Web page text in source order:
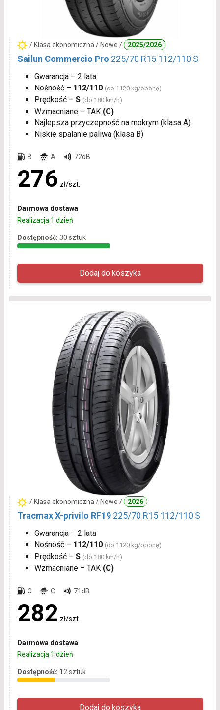
/ Klasa ekonomiczna / Nowe / 2025/2026
Sailun Commercio Pro 225/70 R15 112/110 S
Gwarancja – 2 lata
Nośność – 112/110 (do 1120 kg/oponę)
Prędkość – S (do 180 km/h)
Wzmacniane – TAK (C)
Najlepsza przyczepność na mokrym (klasa A)
Niskie spalanie paliwa (klasa B)
B A 72dB
276 zł/szt.
Darmowa dostawa
Realizacja 1 dzień
Dostępność: 30 sztuk
/ Klasa ekonomiczna / Nowe / 2026
Tracmax X-privilo RF19 225/70 R15 112/110 S
Gwarancja – 2 lata
Nośność – 112/110 (do 1120 kg/oponę)
Prędkość – S (do 180 km/h)
Wzmacniane – TAK (C)
C C 71dB
282 zł/szt.
Darmowa dostawa
Realizacja 1 dzień
Dostępność: 12 sztuk